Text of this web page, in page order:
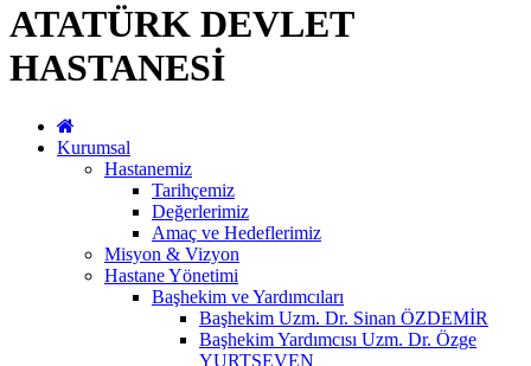
ATATÜRK DEVLET
HASTANESİ
Kurumsal
Hastanemiz
Tarihçemiz
Değerlerimiz
Amaç ve Hedeflerimiz
Misyon & Vizyon
Hastane Yönetimi
Başhekim ve Yardımcıları
Başhekim Uzm. Dr. Sinan ÖZDEMİR
Başhekim Yardımcısı Uzm. Dr. Özge
YURTSEVEN